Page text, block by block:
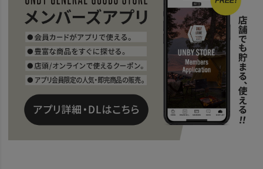
SALE 2026 SUMMER SALE AS2OV
news 街でもフィールドでも活躍する防水BAG